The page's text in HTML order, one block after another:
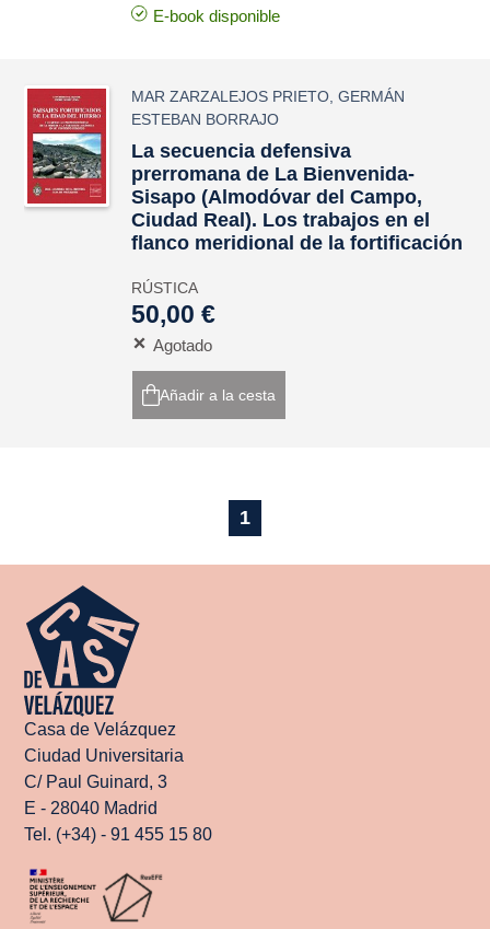
E-book disponible
MAR ZARZALEJOS PRIETO ,GERMÁN
ESTEBAN BORRAJO
La secuencia defensiva
prerromana de La Bienvenida-
Sisapo (Almodóvar del Campo,
Ciudad Real). Los trabajos en el
flanco meridional de la fortificación
RÚSTICA
50,00 €
Agotado
Añadir a la cesta
1
Casa de Velázquez
Ciudad Universitaria
C/ Paul Guinard, 3
E - 28040 Madrid
Tel. (+34) - 91 455 15 80